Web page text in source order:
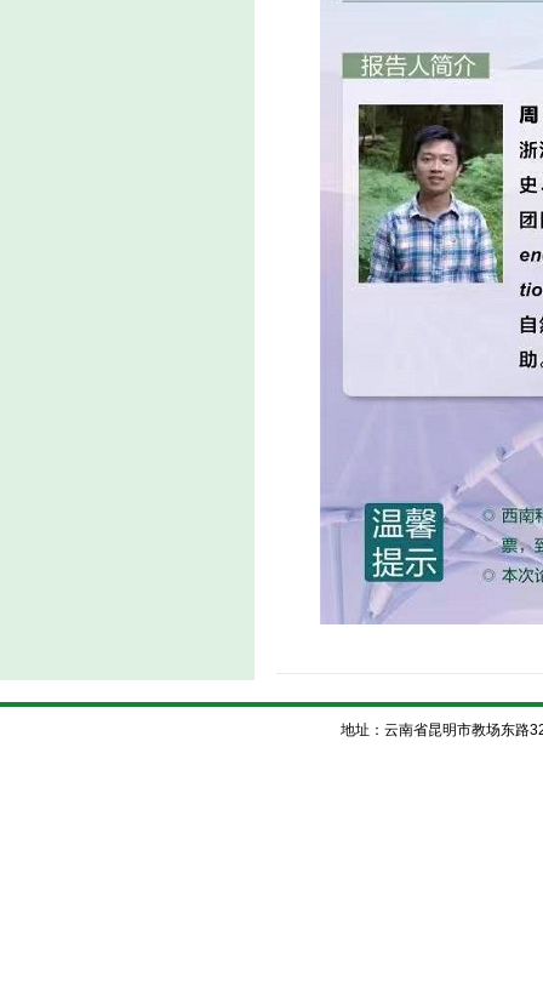
地址：云南省昆明市教场东